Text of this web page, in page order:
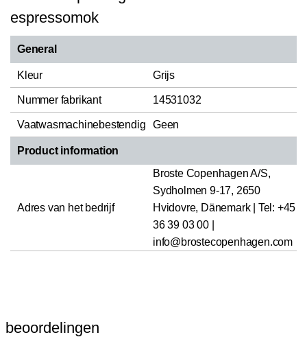
espressomok
General
Kleur Grijs
Nummer fabrikant 14531032
Vaatwasmachinebestendig Geen
Product information
Adres van het bedrijf
Broste Copenhagen A/S,
Sydholmen 9-17, 2650
Hvidovre, Dänemark | Tel: +45
36 39 03 00 |
info@brostecopenhagen.com
beoordelingen